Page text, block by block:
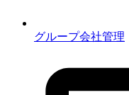
グループ会社管理